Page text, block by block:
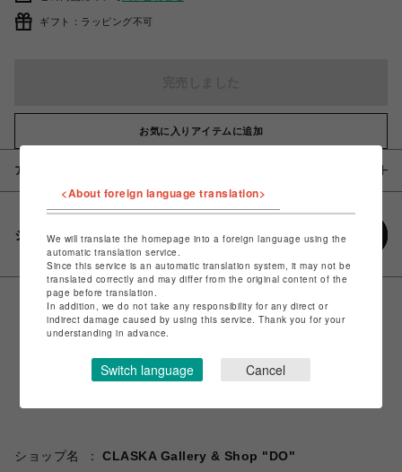
ギフト：ラッピング不可
お気に入りアイテムに追加
アイテム説明 / 素材
シェアする
ショップ名
CLASKA Gallery & Shop "DO"
<About foreign language translation>
We will translate the homepage into a foreign language using the
automatic translation service.
Since this service is an automatic translation system, it may not be
translated correctly and may differ from the original content of the
page before translation.
In addition, we do not take any responsibility for any direct or
indirect damage caused by using this service. Thank you for your
understanding in advance.
Switch language Cancel